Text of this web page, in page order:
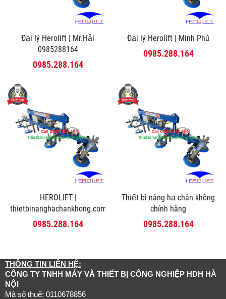
Đại lý Herolift | Mr.Hải
0985288164
0985.288.164
Đại lý Herolift | Minh Phú
0985.288.164
HEROLIFT |
thietbinanghachankhong.com
0985.288.164
Thiết bị nâng hạ chân không
chính hãng
0985.288.164
THÔNG TIN LIÊN HỆ:
CÔNG TY TNHH MÁY VÀ THIẾT BỊ CÔNG NGHIỆP HDH HÀ
NỘI
Mã số thuế: 0110678856